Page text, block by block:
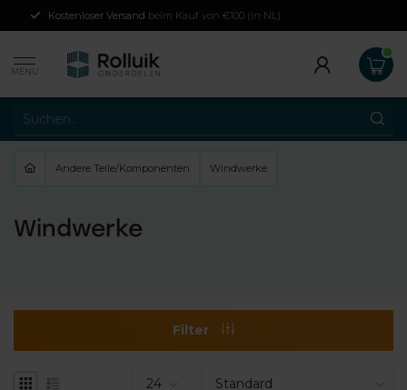
Kostenloser Versand beim Kauf von €100 (in NL)
MENU
Andere Teile/Komponenten Windwerke
Windwerke
Filter